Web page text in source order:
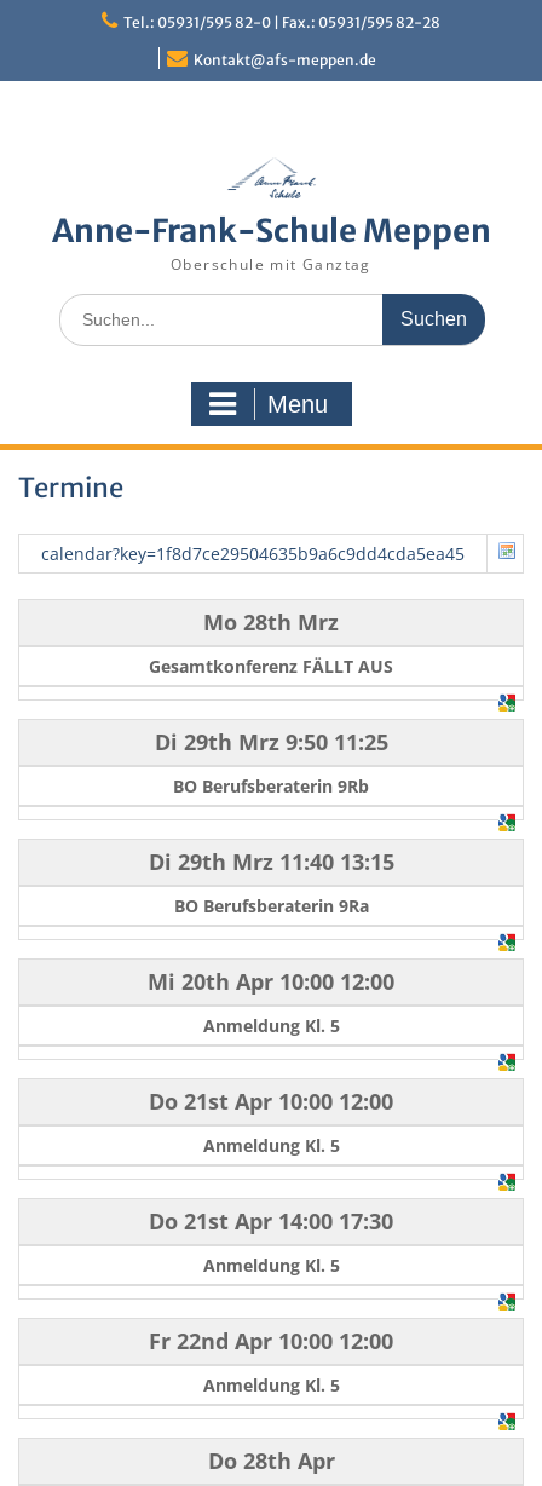
Tel.: 05931/595 82-0 | Fax.: 05931/595 82-28
Kontakt@afs-meppen.de
Anne-Frank-Schule Meppen
Oberschule mit Ganztag
Search
for:
Menu
Termine
calendar?key=1f8d7ce29504635b9a6c9dd4cda5ea45
Mo 28th Mrz
Gesamtkonferenz FÄLLT AUS
Di 29th Mrz9:50 11:25
BO Berufsberaterin 9Rb
Di 29th Mrz11:40 13:15
BO Berufsberaterin 9Ra
Mi 20th Apr 10:00 12:00
Anmeldung Kl. 5
Do 21st Apr 10:00 12:00
Anmeldung Kl. 5
Do 21st Apr 14:00 17:30
Anmeldung Kl. 5
Fr 22nd Apr 10:00 12:00
Anmeldung Kl. 5
Do 28th Apr